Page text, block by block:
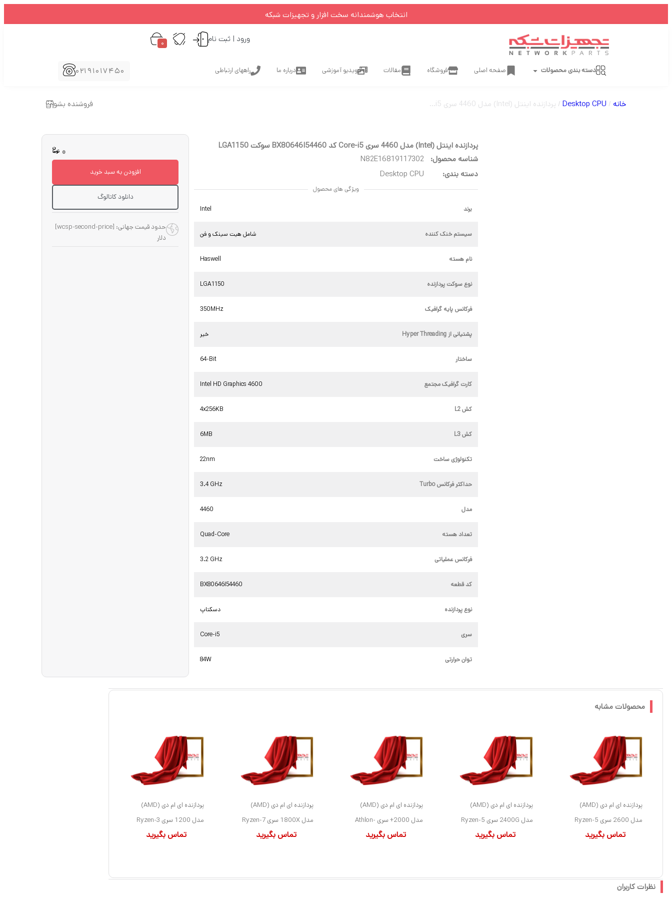
انتخاب هوشمندانه سخت افزار و تجهیزات شبکه
ورود | ثبت نام 0
دسته بندی محصولات صفحه اصلی فروشگاه مقالات ویدیو آموزشی درباره ما راههای ارتباطی 02191017450
خانه /
Desktop CPU / پردازنده اینتل (Intel) مدل 4460 سری Core-i5 کد BX80646I54460 سوکت LGA1150 فروشنده بشو
پردازنده اینتل (Intel) مدل 4460 سری Core-i5 کد BX80646I54460 سوکت LGA1150
شناسه محصول:
N82E16819117302
دسته بندی:
Desktop CPU
ویژگی های محصول
برند Intel
سیستم خنک کننده شامل هیت سینک و فن
نام هسته Haswell
نوع سوکت پردازنده LGA1150
فرکانس پایه گرافیک 350MHz
پشتیانی از Hyper Threading خیر
ساختار 64-Bit
کارت گرافیک مجتمع Intel HD Graphics 4600
کش L2 4x256KB
کش L3 6MB
تکنولوژی ساخت 22nm
حداکثر فرکانس Turbo 3.4 GHz
مدل 4460
تعداد هسته Quad-Core
فرکانس عملیاتی 3.2 GHz
کد قطعه BX80646I54460
نوع پردازنده دسکتاپ
سری Core-i5
توان حرارتی 84W
0
افزودن به سبد خرید
دانلود کاتالوگ
حدود قیمت جهانی: [wcsp-second-price]
دلار
محصولات مشابه
پردازنده ای ام دی (AMD)
مدل 2600 سری Ryzen-5
کد YD2600BBM6IAF
تماس بگیرید
پردازنده ای ام دی (AMD)
مدل 2400G سری Ryzen-5
کد YD2400C5M4MFB
تماس بگیرید
پردازنده ای ام دی (AMD)
مدل 2000+ سری Athlon-
XP کد AXDA2000DUT3C
تماس بگیرید
پردازنده ای ام دی (AMD)
مدل 1800X سری Ryzen-7
کد YD180XBCAEWOF
تماس بگیرید
پردازنده ای ام دی (AMD)
مدل 1200 سری Ryzen-3
کد YD1200BBAEBOX
تماس بگیرید
نظرات کاربران